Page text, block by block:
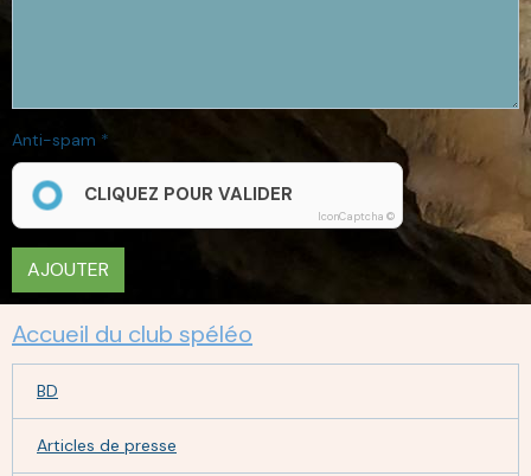
Anti-spam
CLIQUEZ POUR VALIDER
IconCaptcha ©
AJOUTER
Accueil du club spéléo
BD
Articles de presse